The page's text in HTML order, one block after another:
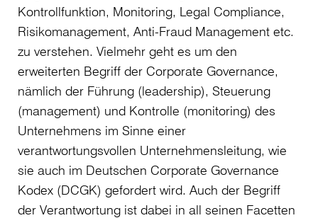
Kontrollfunktion, Monitoring, Legal Compliance,
Risikomanagement, Anti-Fraud Management etc.
zu verstehen. Vielmehr geht es um den
erweiterten Begriff der Corporate Governance,
nämlich der Führung (leadership), Steuerung
(management) und Kontrolle (monitoring) des
Unternehmens im Sinne einer
verantwortungsvollen Unternehmensleitung, wie
sie auch im Deutschen Corporate Governance
Kodex (DCGK) gefordert wird. Auch der Begriff
der Verantwortung ist dabei in all seinen Facetten